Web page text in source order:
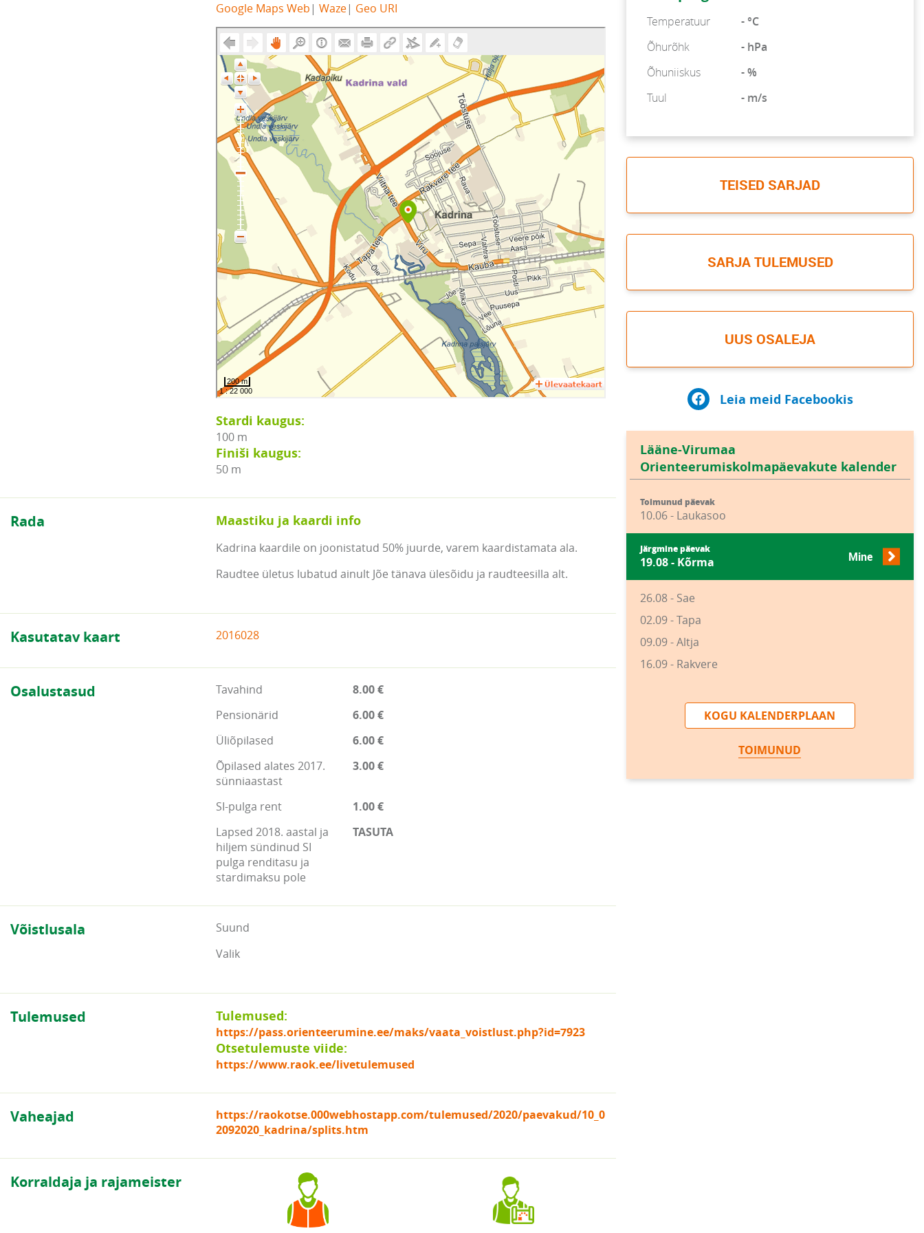
Google Maps Web | Waze| Geo URI
Stardi kaugus:
100 m
Finiši kaugus:
50 m
Rada Maastiku ja kaardi info
Kadrina kaardile on joonistatud 50% juurde, varem kaardistamata ala.
Raudtee ületus lubatud ainult Jõe tänava ülesõidu ja raudteesilla alt.
Kasutatav kaart 2016028
Osalustasud Tavahind
8.00 €
Pensionärid
6.00 €
Üliõpilased
6.00 €
Õpilased alates 2017.
sünniaastast
3.00 €
SI-pulga rent
1.00 €
Lapsed 2018. aastal ja
hiljem sündinud SI
pulga renditasu ja
stardimaksu pole
TASUTA
Võistlusala
Suund
Valik
Tulemused Tulemused:
https://pass.orienteerumine.ee/maks/vaata_voistlust.php?id=7923
Otsetulemuste viide:
https://www.raok.ee/livetulemused
Vaheajad
https://raokotse.000webhostapp.com/tulemused/2020/paevakud/10_0
2092020_kadrina/splits.htm
Korraldaja ja rajameister
Temperatuur
- °C
Õhurõhk
- hPa
Õhuniiskus
- %
Tuul
- m/s
TEISED SARJAD
SARJA TULEMUSED
UUS OSALEJA
Leia meid Facebookis
Lääne-Virumaa
Orienteerumiskolmapäevakute kalender
Toimunud päevak
10.06 - Laukasoo
Järgmine päevak
19.08 - Kõrma Mine
26.08 - Sae
02.09 - Tapa
09.09 - Altja
16.09 - Rakvere
KOGU KALENDERPLAAN
TOIMUNUD